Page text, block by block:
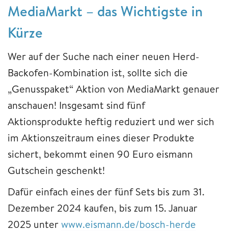
MediaMarkt – das Wichtigste in
Kürze
Wer auf der Suche nach einer neuen Herd-
Backofen-Kombination ist, sollte sich die
„Genusspaket“ Aktion von MediaMarkt genauer
anschauen! Insgesamt sind fünf
Aktionsprodukte heftig reduziert und wer sich
im Aktionszeitraum eines dieser Produkte
sichert, bekommt einen 90 Euro eismann
Gutschein geschenkt!
Dafür einfach eines der fünf Sets bis zum 31.
Dezember 2024 kaufen, bis zum 15. Januar
2025 unterwww.eismann.de/bosch-herde